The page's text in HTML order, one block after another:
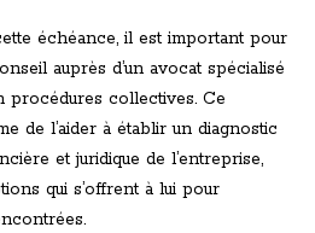
échéance, il est important pour
auprès d’un avocat spécialisé
procédures collectives. Ce
de l’aider à établir un diagnostic
et juridique de l’entreprise,
qui s’offrent à lui pour